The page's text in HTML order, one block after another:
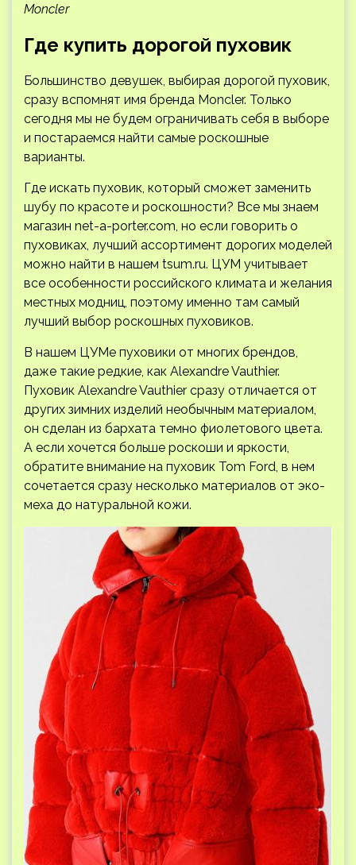
Moncler
Где купить дорогой пуховик
Большинство девушек, выбирая дорогой пуховик,
сразу вспомнят имя бренда Moncler. Только
сегодня мы не будем ограничивать себя в выборе
и постараемся найти самые роскошные
варианты.
Где искать пуховик, который сможет заменить
шубу по красоте и роскошности? Все мы знаем
магазин net-a-porter.com, но если говорить о
пуховиках, лучший ассортимент дорогих моделей
можно найти в нашем tsum.ru. ЦУМ учитывает
все особенности российского климата и желания
местных модниц, поэтому именно там самый
лучший выбор роскошных пуховиков.
В нашем ЦУМе пуховики от многих брендов,
даже такие редкие, как Alexandre Vauthier.
Пуховик Alexandre Vauthier сразу отличается от
других зимних изделий необычным материалом,
он сделан из бархата темно фиолетового цвета.
А если хочется больше роскоши и яркости,
обратите внимание на пуховик Tom Ford, в нем
сочетается сразу несколько материалов от эко-
меха до натуральной кожи.